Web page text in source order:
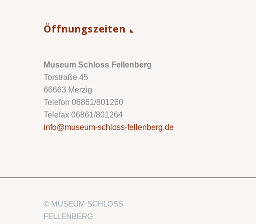
Öffnungszeiten
Museum Schloss Fellenberg
Torstraße 45
66663 Merzig
Telefon 06861/801260
Telefax 06861/801264
info@museum-schloss-fellenberg.de
© MUSEUM SCHLOSS
FELLENBERG